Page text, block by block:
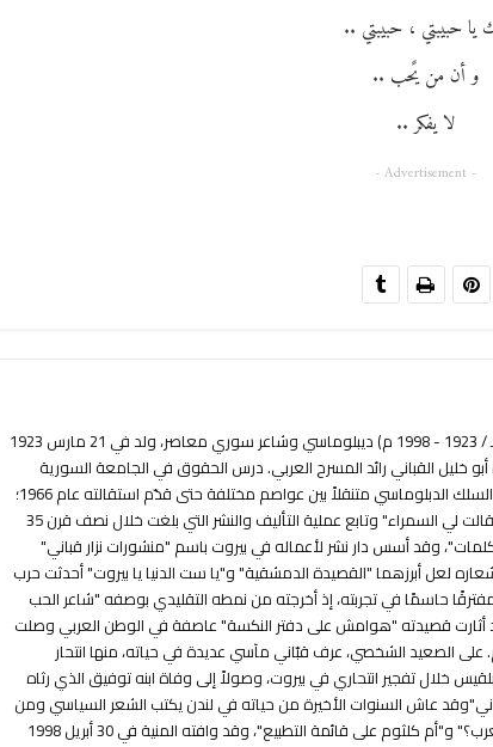
يا حبيبتي ، حبيبتي ..
و أن من يًحب ..
لا يفكر ..
- Advertisement -
نزار بن توفيق القباني (1342 - 1419 هـ / 1923 - 1998 م) ديبلوماسي وشاعر سوري معاصر، ولد في 21 مارس 1923
خليل القباني رائد المسرح العربي. درس الحقوق في الجامعة السورية
وفور تخرجه منها عام 1945 انخرط في السلك الدبلوماسي متنقلاً بين عواصم مختلفة حتى قدّم استقالته عام 1966؛
أصدر أولى دواوينه عام 1944 بعنوان "قالت لي السمراء" وتابع عملية التأليف والنشر التي بلغت خلال نصف قرن 35
وقد أسس دار نشر لأعماله في بيروت باسم "منشورات نزار قباني"
لعل أبرزهما "القصيدة الدمشقية" و"يا ست الدنيا يا بيروت" أحدثت حرب
مفترقًا حاسمًا في تجربته، إذ أخرجته من نمطه التقليدي بوصفه "شاعر الحب
أثارت قصيدته "هوامش على دفتر النكسة" عاصفة في الوطن العربي وصلت
الصعيد الشخصي، عرف قبّاني مآسي عديدة في حياته، منها انتحار
خلال تفجير انتحاري في بيروت، وصولاً إلى وفاة ابنه توفيق الذي رثاه
عاش السنوات الأخيرة من حياته في لندن يكتب الشعر السياسي ومن
قصائده الأخيرة "متى يعلنون وفاة العرب؟" و"أم كلثوم على قائمة التطبيع"، وقد وافته المنية في 30 أبريل 1998